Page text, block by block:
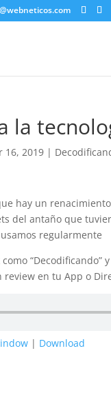
la
16, 2019 |
hay un
del antaño que
regularmente
en tu App o
| Download